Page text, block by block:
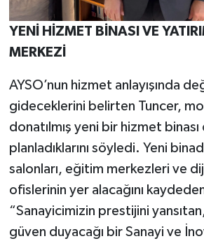
YENİ HİZMET BİNASI VE
MERKEZİ
AYSO’nun hizmet anlayışında
gideceklerini belirten Tuncer,
donatılmış yeni bir hizmet binası
planladıklarını söyledi. Yeni
salonları, eğitim merkezleri ve
ofislerinin yer alacağını
“Sanayicimizin prestijini yansıtan,
güven duyacağı bir Sanayi ve